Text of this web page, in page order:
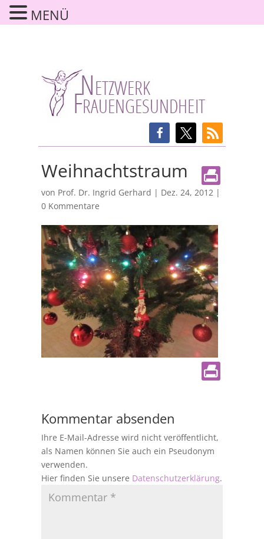
Weihnachtstraum
von Prof. Dr. Ingrid Gerhard | Dez. 24, 2012 |
0 Kommentare
Kommentar absenden
Ihre E-Mail-Adresse wird nicht veröffentlicht,
als Namen können Sie auch ein Pseudonym
verwenden.
Hier finden Sie unsere Datenschutzerklärung.
MENÜ